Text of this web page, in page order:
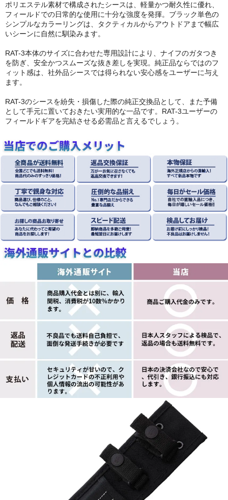
ポリエステル素材で構成されたシースは、軽量かつ耐久性に優れ、
フィールドでの日常的な使用に十分な強度を発揮。ブラック単色の
シンプルなカラーリングは、タクティカルからアウトドアまで幅広
いシーンに自然に馴染みます。
RAT-3本体のサイズに合わせた専用設計により、ナイフのガタつき
を防ぎ、安全かつスムーズな抜き差しを実現。純正品ならではのフ
ィット感は、社外品シースでは得られない安心感をユーザーに与え
ます。
RAT-3のシースを紛失・損傷した際の純正交換品として、また予備
として手元に置いておきたい実用的な一品です。RAT-3ユーザーの
フィールドギアを完結させる必需品と言えるでしょう。